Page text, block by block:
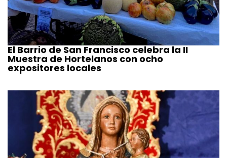
El Barrio de San Francisco celebra la II
Muestra de Hortelanos con ocho
expositores locales